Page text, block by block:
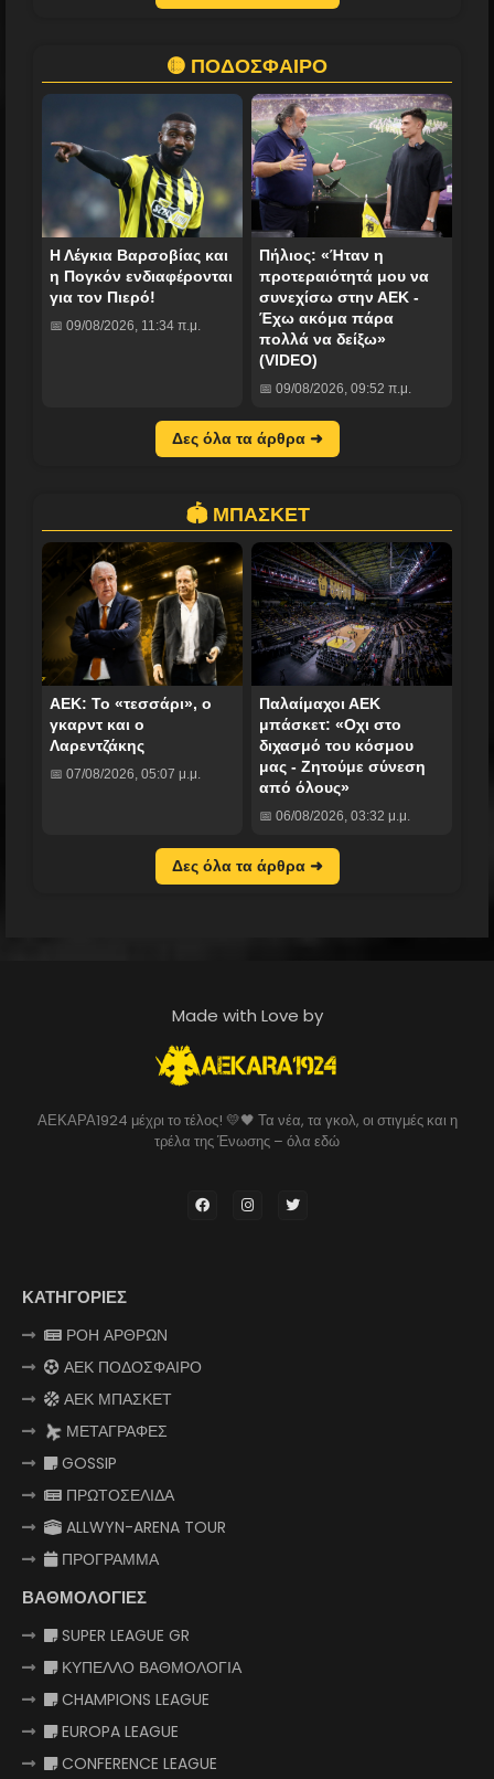
🟡 ΠΟΔΟΣΦΑΙΡΟ
Η Λέγκια Βαρσοβίας και
η Πογκόν ενδιαφέρονται
για τον Πιερό!
📅 09/08/2026, 11:34 π.μ.
Πήλιος: «Ήταν η
προτεραιότητά μου να
συνεχίσω στην ΑΕΚ -
Έχω ακόμα πάρα
πολλά να δείξω»
(VIDEO)
📅 09/08/2026, 09:52 π.μ.
Δες όλα τα άρθρα ➜
🏟️ ΜΠΑΣΚΕΤ
ΑΕΚ: Το «τεσσάρι», ο
γκαρντ και ο
Λαρεντζάκης
📅 07/08/2026, 05:07 μ.μ.
Παλαίμαχοι ΑΕΚ
μπάσκετ: «Οχι στο
διχασμό του κόσμου
μας - Ζητούμε σύνεση
από όλους»
📅 06/08/2026, 03:32 μ.μ.
Δες όλα τα άρθρα ➜
Made with Love by
ΑΕΚΑΡΑ1924 μέχρι το τέλος! 💛🖤 Τα νέα, τα γκολ, οι στιγμές και η
τρέλα της Ένωσης – όλα εδώ
ΚΑΤΗΓΟΡΙΕΣ
ΡΟΗ ΑΡΘΡΩΝ
ΑΕΚ ΠΟΔΟΣΦΑΙΡΟ
ΑΕΚ ΜΠΑΣΚΕΤ
ΜΕΤΑΓΡΑΦΕΣ
GOSSIP
ΠΡΩΤΟΣΕΛΙΔΑ
ALLWYN-ARENA TOUR
ΠΡΟΓΡΑΜΜΑ
ΒΑΘΜΟΛΟΓΙΕΣ
SUPER LEAGUE GR
ΚΥΠΕΛΛΟ ΒΑΘΜΟΛΟΓΙΑ
CHAMPIONS LEAGUE
EUROPA LEAGUE
CONFERENCE LEAGUE